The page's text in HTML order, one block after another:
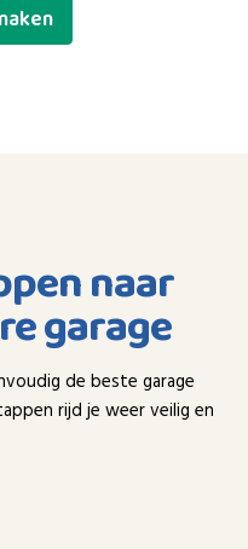
naar
garage
de beste garage
rijd je weer veilig en